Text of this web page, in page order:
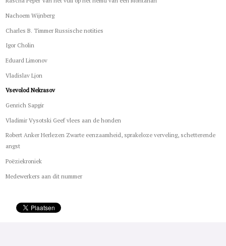
Nachoem Wijnberg
Charles B. Timmer Russische notities
Igor Cholin
Eduard Limonov
Vladislav Ljon
Vsevolod Nekrasov
Genrich Sapgir
Vladimir Vysotski Geef vlees aan de honden
Robert Anker Herlezen Zwarte eenzaamheid, sprakeloze verveling, schetterende
angst
Poëziekroniek
Medewerkers aan dit nummer